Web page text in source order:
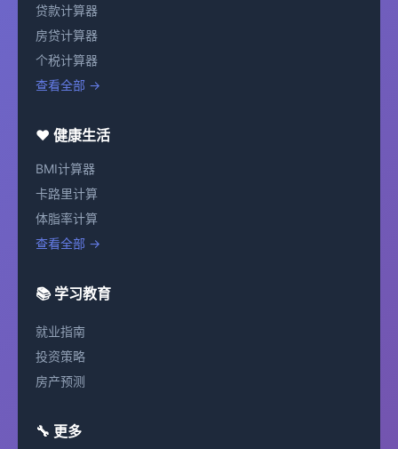
贷款计算器
房贷计算器
个税计算器
查看全部 →
❤️ 健康生活
BMI计算器
卡路里计算
体脂率计算
查看全部 →
📚 学习教育
就业指南
投资策略
房产预测
🔧 更多